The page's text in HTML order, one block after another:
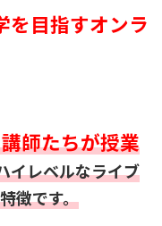
を目指すオンラ
師たちが授業
イレベルなライブ
徴です。